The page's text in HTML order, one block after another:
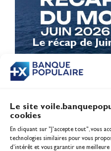
Le site
cookies
En cliquant sur "J'accepte tout", vous
technologies similaires pour vous
d’intérêt et vous garantir une
Le récap de
Inscription
Contact